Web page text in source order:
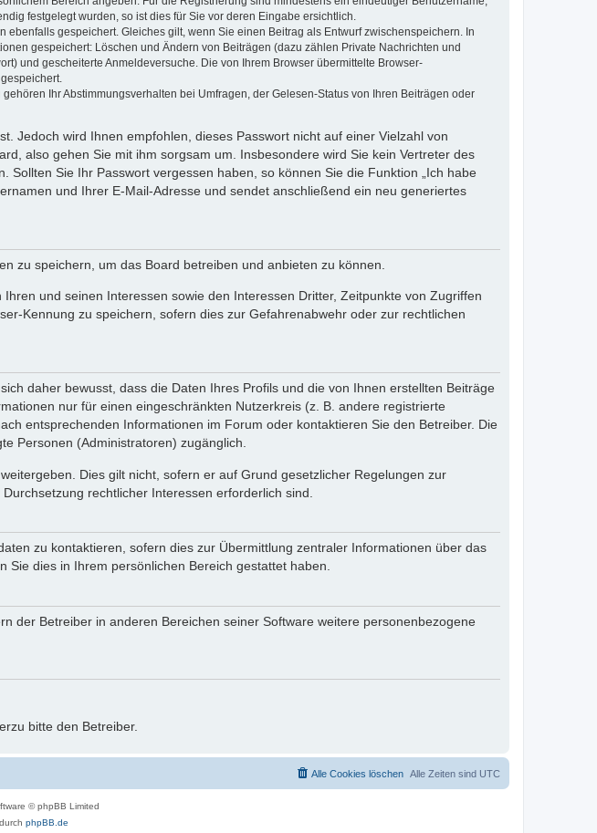
festgelegt wurden, so ist dies für Sie vor deren Eingabe ersichtlich.
gespeichert. Gleiches gilt, wenn Sie einen Beitrag als Entwurf zwischenspeichern. In
gespeichert: Löschen und Ändern von Beiträgen (dazu zählen Private Nachrichten und
und gescheiterte Anmeldeversuche. Die von Ihrem Browser übermittelte Browser-
Ihr Abstimmungsverhalten bei Umfragen, der Gelesen-Status von Ihren Beiträgen oder
Jedoch wird Ihnen empfohlen, dieses Passwort nicht auf einer Vielzahl von
also gehen Sie mit ihm sorgsam um. Insbesondere wird Sie kein Vertreter des
Sie Ihr Passwort vergessen haben, so können Sie die Funktion „Ich habe
und Ihrer E-Mail-Adresse und sendet anschließend ein neu generiertes
zu speichern, um das Board betreiben und anbieten zu können.
und seinen Interessen sowie den Interessen Dritter, Zeitpunkte von Zugriffen
Kennung zu speichern, sofern dies zur Gefahrenabwehr oder zur rechtlichen
daher bewusst, dass die Daten Ihres Profils und die von Ihnen erstellten Beiträge
nur für einen eingeschränkten Nutzerkreis (z. B. andere registrierte
entsprechenden Informationen im Forum oder kontaktieren Sie den Betreiber. Die
Personen (Administratoren) zugänglich.
Dies gilt nicht, sofern er auf Grund gesetzlicher Regelungen zur
rechtlicher Interessen erforderlich sind.
zu kontaktieren, sofern dies zur Übermittlung zentraler Informationen über das
dies in Ihrem persönlichen Bereich gestattet haben.
der Betreiber in anderen Bereichen seiner Software weitere personenbezogene
bitte den Betreiber.
Alle Zeiten sind UTC
Alle Cookies löschen
© phpBB Limited
phpBB.de